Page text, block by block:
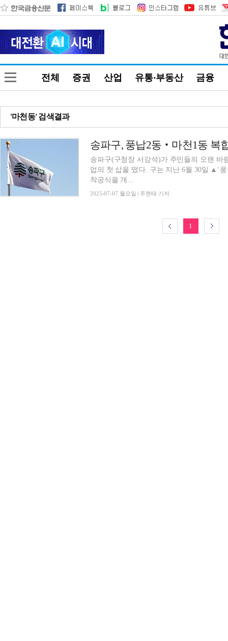
전체 증권 산업 유통·부동산 금융
'마천동' 검색결과
송파구(구청장 서강석)가 주민들의 오랜 바
업의 첫 삽을 떴다. 구는 지난 6월 30일 ▲‘풍납2동’ 복합청사, 7월 4일 ▲‘마천1동’ 복합청사
착공식을 개...
2025-07-07 월요일 | 주현태 기자
1